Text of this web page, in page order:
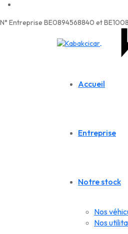
N° Entreprise BE0894568840 et
Accueil
Entreprise
Notre stock
Nos
Nos